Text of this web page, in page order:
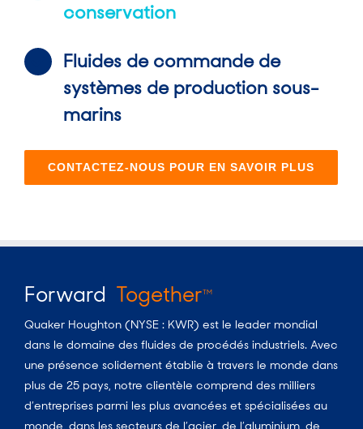
conservation
Fluides de commande de
systèmes de production sous-
marins
CONTACTEZ-NOUS POUR EN SAVOIR PLUS
Forward TogetherTM
Quaker Houghton (NYSE : KWR) est le leader mondial
dans le domaine des fluides de procédés industriels. Avec
une présence solidement établie à travers le monde dans
plus de 25 pays, notre clientèle comprend des milliers
d’entreprises parmi les plus avancées et spécialisées au
monde, dans les secteurs de l’acier, de l’aluminium, de